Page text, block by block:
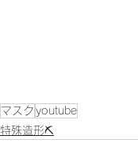
マスク youtube
特殊造形⛏